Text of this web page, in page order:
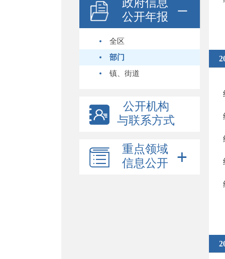
政府信息
公开年报
全区
部门
镇、街道
公开机构
与联系方式
重点领域
信息公开